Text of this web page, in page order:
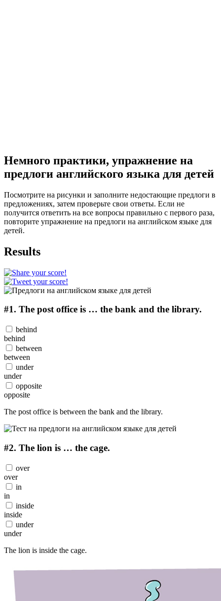
Немного практики, упражнение на
предлоги английского языка для детей
Посмотрите на рисунки и заполните недостающие предлоги в
предложениях, затем проверьте свои ответы. Если не
получится ответить на все вопросы правильно с первого раза,
повторите упражнение на предлоги на английском языке для
детей.
Results
#1. The post office is … the bank and the library.
behind
behind
between
between
under
under
opposite
opposite
The post office is between the bank and the library.
#2. The lion is … the cage.
over
over
in
in
inside
inside
under
under
The lion is inside the cage.